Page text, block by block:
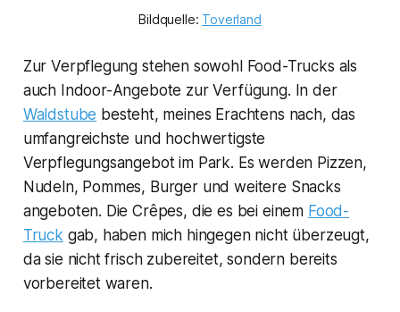
Bildquelle: Toverland
Zur Verpflegung stehen sowohl Food-Trucks als
auch Indoor-Angebote zur Verfügung. In der
Waldstube besteht, meines Erachtens nach, das
umfangreichste und hochwertigste
Verpflegungsangebot im Park. Es werden Pizzen,
Nudeln, Pommes, Burger und weitere Snacks
angeboten. Die Crêpes, die es bei einem Food-
Truck gab, haben mich hingegen nicht überzeugt,
da sie nicht frisch zubereitet, sondern bereits
vorbereitet waren.